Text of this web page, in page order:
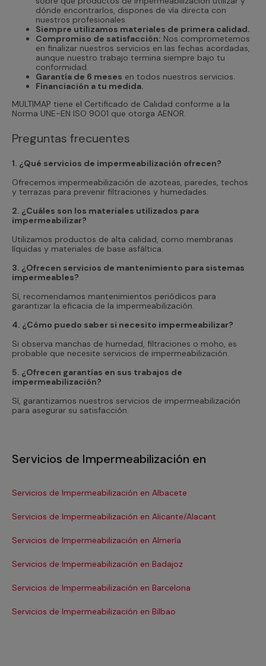
dónde encontrarlos, dispones de vía directa con
nuestros profesionales.
Siempre utilizamos materiales de primera calidad.
Compromiso de satisfacción: Nos comprometemos
en finalizar nuestros servicios en las fechas acordadas,
aunque nuestro trabajo termina siempre bajo tu
conformidad.
Garantía de 6 meses en todos nuestros servicios.
Financiación a tu medida.
MULTIMAP tiene el Certificado de Calidad conforme a la
Norma UNE-EN ISO 9001 que otorga AENOR.
Preguntas frecuentes
1. ¿Qué servicios de impermeabilización ofrecen?
Ofrecemos impermeabilización de azoteas, paredes, techos
y terrazas para prevenir filtraciones y humedades.
2. ¿Cuáles son los materiales utilizados para
impermeabilizar?
Utilizamos productos de alta calidad, como membranas
líquidas y materiales de base asfáltica.
3. ¿Ofrecen servicios de mantenimiento para sistemas
impermeables?
Sí, recomendamos mantenimientos periódicos para
garantizar la eficacia de la impermeabilización.
4. ¿Cómo puedo saber si necesito impermeabilizar?
Si observa manchas de humedad, filtraciones o moho, es
probable que necesite servicios de impermeabilización.
5. ¿Ofrecen garantías en sus trabajos de
impermeabilización?
Sí, garantizamos nuestros servicios de impermeabilización
para asegurar su satisfacción.
Servicios de Impermeabilización en
Servicios de Impermeabilización en Albacete
Servicios de Impermeabilización en Alicante/Alacant
Servicios de Impermeabilización en Almería
Servicios de Impermeabilización en Badajoz
Servicios de Impermeabilización en Barcelona
Servicios de Impermeabilización en Bilbao